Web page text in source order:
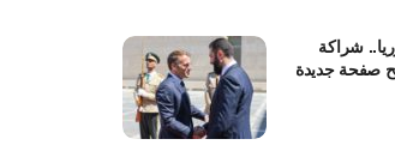
شراكة
صفحة جديدة